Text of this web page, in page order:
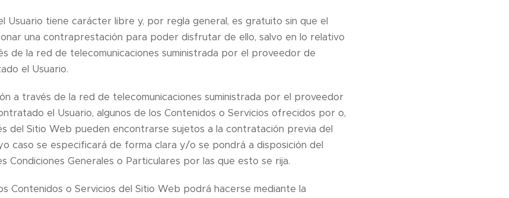
Usuario tiene carácter libre y, por regla general, es gratuito sin que el
una contraprestación para poder disfrutar de ello, salvo en lo relativo
de la red de telecomunicaciones suministrada por el proveedor de
el Usuario.
a través de la red de telecomunicaciones suministrada por el proveedor
el Usuario, algunos de los Contenidos o Servicios ofrecidos por o,
del Sitio Web pueden encontrarse sujetos a la contratación previa del
caso se especificará de forma clara y/o se pondrá a disposición del
Condiciones Generales o Particulares por las que esto se rija.
Contenidos o Servicios del Sitio Web podrá hacerse mediante la